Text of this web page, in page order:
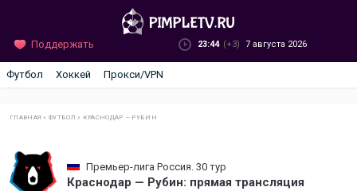
Поддержать 23:44 (+3) 7 августа 2026
Футбол Хоккей Прокси/VPN
ГЛАВНАЯ »ФУТБОЛ » КРАСНОДАР — РУБИН
Премьер-лига Россия. 30 тур
Краснодар — Рубин: прямая трансляция